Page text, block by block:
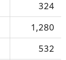
324
1,280
532